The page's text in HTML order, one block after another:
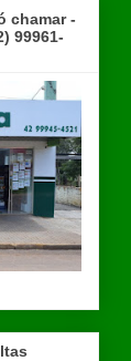
chamar -
99961-